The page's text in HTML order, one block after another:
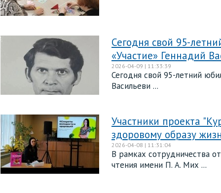
Сегодня свой 95-
«Участие» Геннадий
2026-04-09 | 11:33:39
Сегодня свой 95-летний
Васильеви ...
Участники проекта
здоровому образу
2026-04-08 | 11:31:04
В рамках сотрудничества
чтения имени П. А. Мих ...